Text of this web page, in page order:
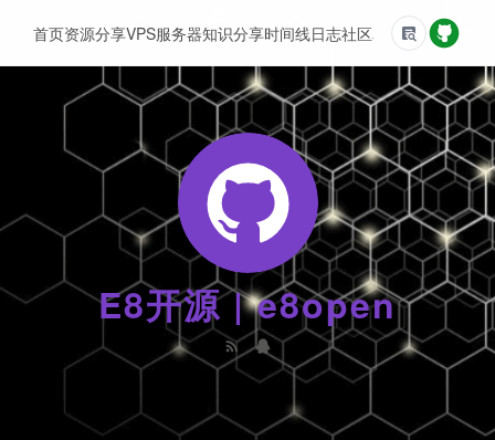
E8开源 | e8open
首页资源分享VPS服务器知识分享时间线日志社区友情链接